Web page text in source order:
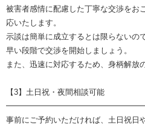
被害者感情に配慮した丁寧な交渉をお
応いたします。
示談は簡単に成立するとは限らないの
早い段階で交渉を開始しましょう。
また、迅速に対応するため、身柄解放
【3】土日祝・夜間相談可能
事前にご予約いただければ、土日祝日